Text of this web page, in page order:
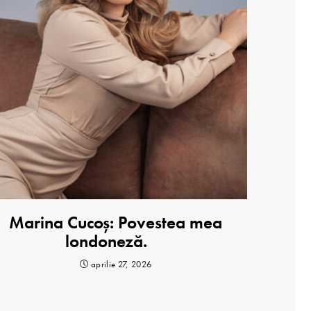
Marina Cucoș: Povestea mea
londoneză.
aprilie 27, 2026